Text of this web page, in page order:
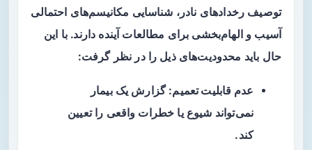
توصیف رخدادهای نادر، شناسایی مکانیسم‌های احتمالی
آسیب و الهام‌بخشی برای مطالعات آینده دارند. با این
حال باید محدودیت‌های ذیل را در نظر گرفت:
عدم قابلیت تعمیم: گزارش یک بیمار
نمی‌تواند شیوع یا خطرات واقعی را تعیین
کند.